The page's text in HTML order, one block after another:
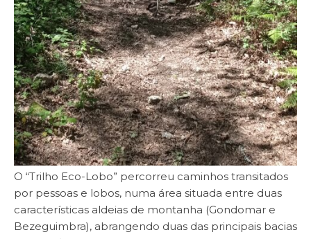
O “Trilho Eco-Lobo” percorreu caminhos transitados
por pessoas e lobos, numa área situada entre duas
características aldeias de montanha (Gondomar e
Bezeguimbra), abrangendo duas das principais bacias